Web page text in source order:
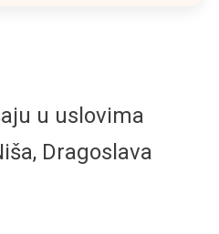
u uslovima
Dragoslava